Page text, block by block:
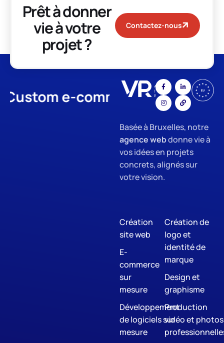
Prêt à donner
vie à votre
projet ?
Contactez-nous
e-commerce App
Basée à Bruxelles, notre
agence webdonne vie à
vos idées en projets
concrets, alignés sur
votre vision.
Création
site web
E-
commerce
sur
mesure
Développement
de logiciels sur
mesure
Création de
logo et
identité de
marque
Design et
graphisme
Production
vidéo et photos